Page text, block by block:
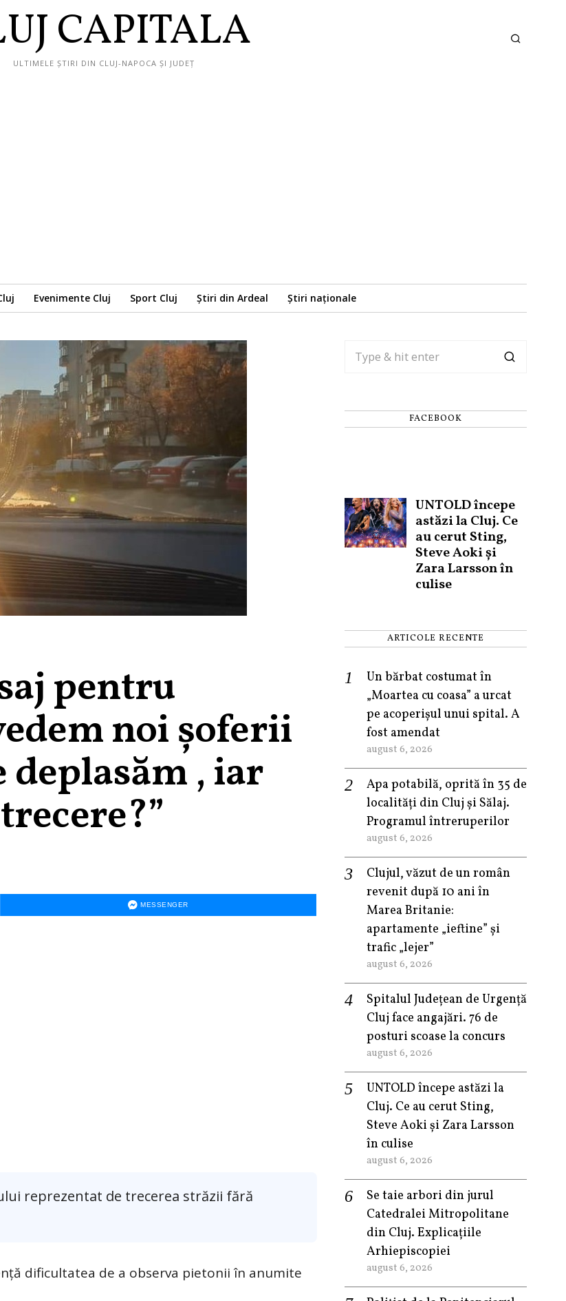
CAPITALA
ULTIMELE ȘTIRI DIN CLUJ-NAPOCA ȘI JUDEȚ
Evenimente Cluj Sport Cluj Știri din Ardeal Știri naționale
pentru
noi șoferii
, iar
MESSENGER
reprezentat de trecerea străzii fără
dificultatea de a observa pietonii în anumite
FACEBOOK
UNTOLD începe
astăzi la Cluj. Ce
au cerut Sting,
Steve Aoki și
Zara Larsson în
culise
ARTICOLE RECENTE
Un bărbat costumat în
„Moartea cu coasa” a urcat
pe acoperișul unui spital. A
fost amendat
august 6, 2026
Apa potabilă, oprită în 35 de
localități din Cluj și Sălaj.
Programul întreruperilor
august 6, 2026
Clujul, văzut de un român
revenit după 10 ani în
Marea Britanie:
apartamente „ieftine” și
trafic „lejer”
august 6, 2026
Spitalul Județean de Urgență
Cluj face angajări. 76 de
posturi scoase la concurs
august 6, 2026
UNTOLD începe astăzi la
Cluj. Ce au cerut Sting,
Steve Aoki și Zara Larsson
în culise
august 6, 2026
Se taie arbori din jurul
Catedralei Mitropolitane
din Cluj. Explicațiile
Arhiepiscopiei
august 6, 2026